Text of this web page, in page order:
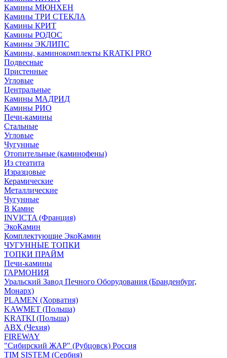
Камины МЮНХЕН
Камины ТРИ СТЕКЛА
Камины КРИТ
Камины РОДОС
Камины ЭКЛИПС
Камины, каминокомплекты KRATKI PRO
Подвесные
Пристенные
Угловые
Центральные
Камины МАДРИД
Камины РИО
Печи-камины
Стальные
Угловые
Чугунные
Отопительные (каминофены)
Из стеатита
Изразцовые
Керамические
Металлические
Чугунные
В Камне
INVICTA (Франция)
ЭкоКамин
Комплектующие ЭкоКамин
ЧУГУННЫЕ ТОПКИ
ТОПКИ ПРАЙМ
Печи-камины
ГАРМОНИЯ
Уральский Завод Печного Оборудования (Бранденбург,
Монарх)
PLAMEN (Хорватия)
KAWMET (Польша)
KRATKI (Польша)
ABX (Чехия)
FIREWAY
"Сибирский ЖАР" (Рубцовск) Россия
TIM SISTEM (Сербия)